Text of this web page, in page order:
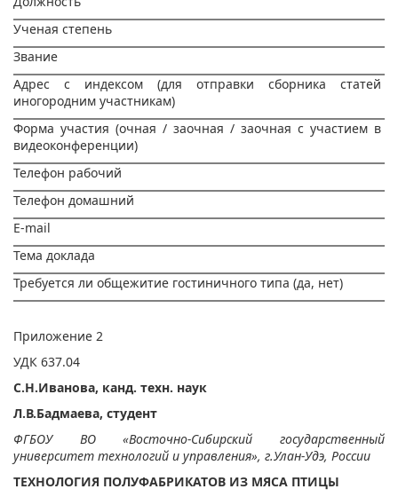
Ученая степень
Звание
Адрес с индексом (для отправки сборника статей
иногородним участникам)
Форма участия (очная / заочная / заочная с участием в
видеоконференции)
Телефон рабочий
Телефон домашний
E-mail
Тема доклада
Требуется ли общежитие гостиничного типа (да, нет)
Приложение 2
УДК 637.04
С.Н.Иванова, канд. техн. наук
Л.В.Бадмаева, студент
ФГБОУ ВО «Восточно-Сибирский государственный
университет технологий и управления», г.Улан-Удэ, России
ТЕХНОЛОГИЯ ПОЛУФАБРИКАТОВ ИЗ МЯСА ПТИЦЫ